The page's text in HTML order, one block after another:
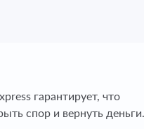
гарантирует, что
спор и вернуть деньги.